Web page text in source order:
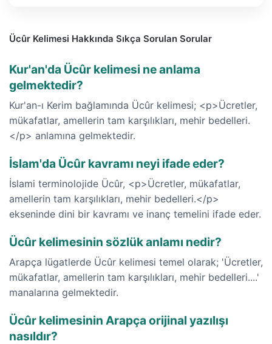
Ücûr Kelimesi Hakkında Sıkça Sorulan Sorular
Kur'an'da Ücûr kelimesi ne anlama
gelmektedir?
Kur'an-ı Kerim bağlamında Ücûr kelimesi; <p>Ücretler,
mükafatlar, amellerin tam karşılıkları, mehir bedelleri.
</p> anlamına gelmektedir.
İslam'da Ücûr kavramı neyi ifade eder?
İslami terminolojide Ücûr, <p>Ücretler, mükafatlar,
amellerin tam karşılıkları, mehir bedelleri.</p>
ekseninde dini bir kavramı ve inanç temelini ifade eder.
Ücûr kelimesinin sözlük anlamı nedir?
Arapça lügatlerde Ücûr kelimesi temel olarak; 'Ücretler,
mükafatlar, amellerin tam karşılıkları, mehir bedelleri....'
manalarına gelmektedir.
Ücûr kelimesinin Arapça orijinal yazılışı
nasıldır?